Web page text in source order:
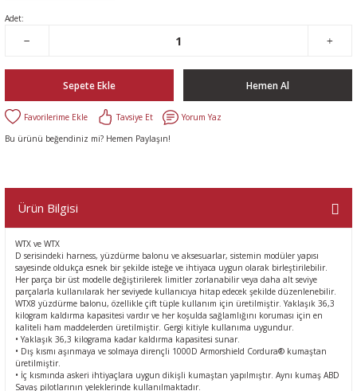
Adet:
Sepete Ekle Hemen Al
Tavsiye Et
Yorum Yaz
Bu ürünü beğendiniz mi? Hemen Paylaşın!
Ürün Bilgisi
WTX ve WTX
D serisindeki harness, yüzdürme balonu ve aksesuarlar, sistemin modüler yapısı
sayesinde oldukça esnek bir şekilde isteğe ve ihtiyaca uygun olarak birleştirilebilir.
Her parça bir üst modelle değiştirilerek limitler zorlanabilir veya daha alt seviye
parçalarla kullanılarak her seviyede kullanıcıya hitap edecek şekilde düzenlenebilir.
WTX8 yüzdürme balonu, özellikle çift tüple kullanım için üretilmiştir. Yaklaşık 36,3
kilogram kaldırma kapasitesi vardır ve her koşulda sağlamlığını koruması için en
kaliteli ham maddelerden üretilmiştir. Gergi kitiyle kullanıma uygundur.
• Yaklaşık 36,3 kilograma kadar kaldırma kapasitesi sunar.
• Dış kısmı aşınmaya ve solmaya dirençli 1000D Armorshield Cordura® kumaştan
üretilmiştir.
• İç kısmında askeri ihtiyaçlara uygun dikişli kumaştan yapılmıştır. Aynı kumaş ABD
Savaş pilotlarının yeleklerinde kullanılmaktadır.